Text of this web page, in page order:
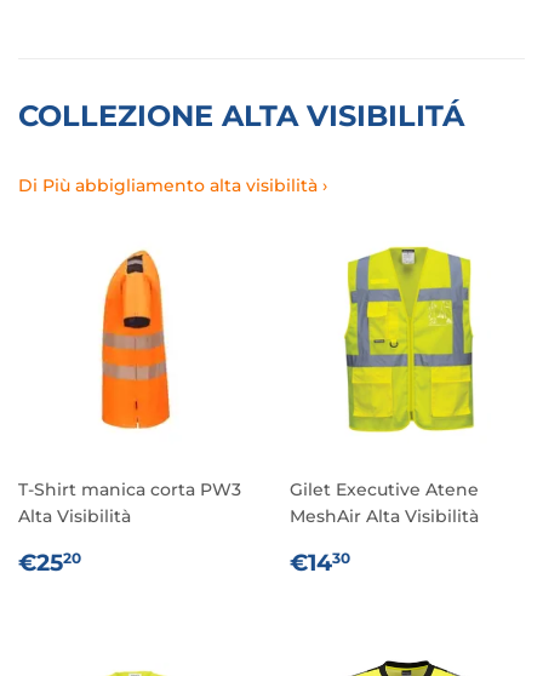
COLLEZIONE ALTA VISIBILITÁ
Di Più abbigliamento alta visibilità ›
T-Shirt manica corta PW3
Alta Visibilità
PREZZO
€2520
Gilet Executive Atene
MeshAir Alta Visibilità
PREZZO
€1430